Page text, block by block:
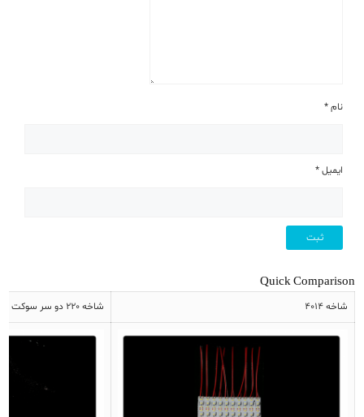
نام*
ایمیل*
Quick Comparison
شاخه 4014 شاخه 220 دو سر سوکت